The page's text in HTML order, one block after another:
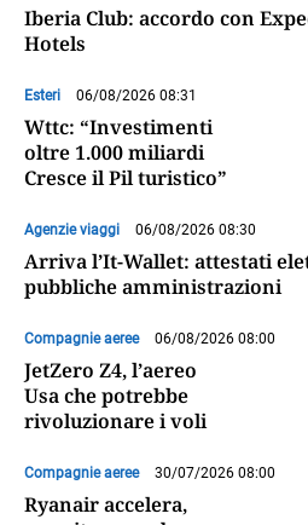
Iberia Club: accordo con
Hotels
Esteri 06/08/2026 08:31
Wttc: “Investimenti
oltre 1.000 miliardi
Cresce il Pil turistico”
Agenzie viaggi 06/08/2026 08:30
Arriva l’It-Wallet: attestati
pubbliche amministrazioni
Compagnie aeree 06/08/2026 08:00
JetZero Z4, l’aereo
Usa che potrebbe
rivoluzionare i voli
Compagnie aeree 30/07/2026 08:00
Ryanair accelera,